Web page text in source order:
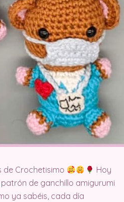
de Crochetisimo
Hoy
de ganchillo amigurumi
ya sabéis, cada día